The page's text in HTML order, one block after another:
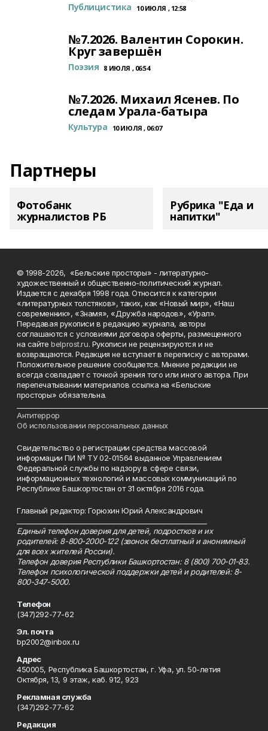
Публицистика 10 ИЮЛЯ , 12:58
№7.2026. Валентин Сорокин.
Круг завершён
Поэзия 8 ИЮЛЯ , 06:54
№7.2026. Михаил Ясенев. По
следам Урала-батыра
Культура 10 ИЮЛЯ , 06:07
Партнеры
Фотобанк
журналистов РБ
Рубрика "Еда и
напитки"
© 1998-2026, «Бельские просторы» - литературно-
художественный и общественно-политический журнал.
Издается с декабря 1998 года. Относится к категории
«литературных толстяков», таких, как «Новый мир», «Наш
современник», «Знамя», «Дружба народов», «Урал».
Передавая рукописи в редакцию журнала, авторы
соглашаются с условиями договора оферты, размещенного
на сайтеbelprost.ru. Рукописи не рецензируются и не
возвращаются. Редакция не вступает в переписку с авторами.
Положительное решение сообщается. Мнение редакции не
всегда совпадает с точкой зрения того или иного автора. При
перепечатывании материалов ссылка на «Бельские
просторы» обязательна.
Антитеррор
Об использовании персональных данных
Свидетельство о регистрации средства массовой
информации ПИ № ТУ 02-01564 выданное Управлением
Федеральной службы по надзору в сфере связи,
информационных технологий и массовых коммуникаций по
Республике Башкортостан от 31 октября 2016 года.
Главный редактор: Горюхин Юрий Александрович
Единый телефон доверия для детей, подростков и их
родителей: 8-800-2000-122 (звонок бесплатный и анонимный
для всех жителей России).
Телефон доверия Республики Башкортостан: 8 (800) 700-01-83.
Телефон психологической поддержки детей и родителей: 8-
800-347-5000.
Телефон
(347)292-77-62
Эл. почта
bp2002@inbox.ru
Адрес
450005, Республика Башкортостан, г. Уфа, ул. 50-летия
Октября, 13, 9 этаж, каб. 912, 923
Рекламная служба
(347)292-77-62
Редакция